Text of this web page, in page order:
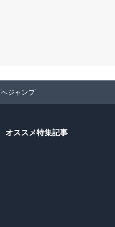
ジャンプ
オススメ特集記事